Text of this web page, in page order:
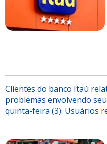
Clientes do banco Itaú
problemas envolvendo
quinta-feira (3). Usuários